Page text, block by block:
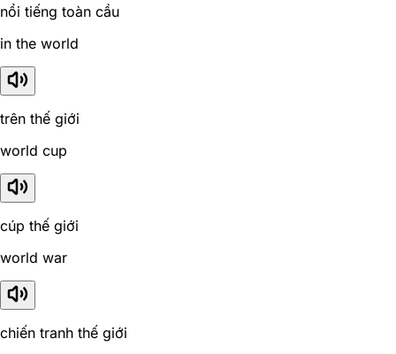
nổi tiếng toàn cầu
in the world
trên thế giới
world cup
cúp thế giới
world war
chiến tranh thế giới